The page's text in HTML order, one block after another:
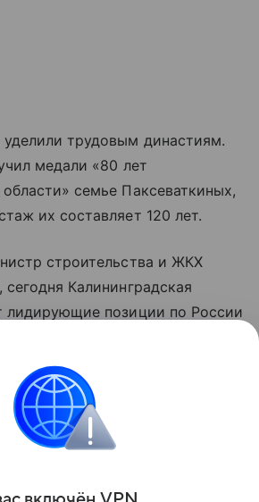
трудовым династиям.
медали «80 лет
семье Паксеваткиных,
их составляет 120 лет.
строительства и ЖКХ
Калининградская
лидирующие позиции по России
За последние 5 лет введено 6
метров жилья, построены
сетей,
22 муниципалитета.
Поделиться